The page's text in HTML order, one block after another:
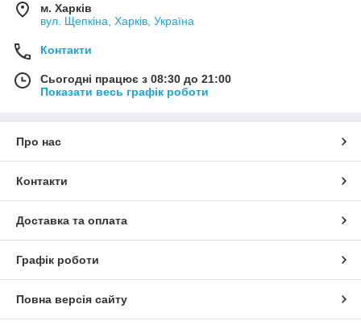
м. Харків
вул. Щепкіна, Харків, Україна
Контакти
Сьогодні працює з 08:30 до 21:00
Показати весь графік роботи
Про нас
Контакти
Доставка та оплата
Графік роботи
Повна версія сайту